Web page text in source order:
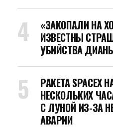
«ЗАКОПАЛИ НА
ИЗВЕСТНЫ
УБИЙСТВА
РАКЕТА SPACEX
НЕСКОЛЬКИХ
С ЛУНОЙ ИЗ-ЗА
АВАРИИ